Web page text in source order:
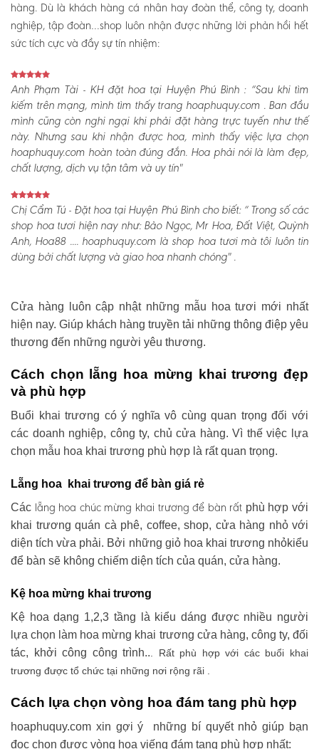
hàng. Dù là khách hàng cá nhân hay đoàn thể, công ty, doanh
nghiệp, tập đoàn…shop luôn nhận được những lời phản hồi hết
sức tích cực và đầy sự tín nhiệm:
Anh Phạm Tài - KH đặt hoa tại Huyện Phú Bình :“Sau khi tìm
kiếm trên mạng, mình tìm thấy trang hoaphuquy.com . Ban đầu
mình cũng còn nghi ngại khi phải đặt hàng trực tuyến như thế
này. Nhưng sau khi nhận được hoa, mình thấy việc lựa chọn
hoaphuquy.com hoàn toàn đúng đắn. Hoa phải nói là làm đẹp,
chất lượng, dịch vụ tận tâm và uy tín"
Chị Cẩm Tú - Đặt hoa tại Huyện Phú Bình cho biết:“ Trong số các
shop hoa tươi hiện nay như: Bảo Ngọc, Mr Hoa, Đất Việt, Quỳnh
Anh, Hoa88 .... hoaphuquy.com là shop hoa tươi mà tôi luôn tin
dùng bởi chất lượng và giao hoa nhanh chóng" .
Cửa hàng luôn cập nhật những mẫu hoa tươi mới nhất
hiện nay. Giúp khách hàng truyền tải những thông điệp yêu
thương đến những người yêu thương.
Cách chọn lẵng hoa mừng khai trương đẹp
và phù hợp
Buổi khai trương có ý nghĩa vô cùng quan trọng đối với
các doanh nghiệp, công ty, chủ cửa hàng. Vì thế việc lựa
chọn mẫu hoa khai trương phù hợp là rất quan trọng.
Lẵng hoa khai trương để bàn giá rẻ
Các lẵng hoa chúc mừng khai trương để bàn rất phù hợp với
khai trương quán cà phê, coffee, shop, cửa hàng nhỏ với
diện tích vừa phải. Bởi những giỏ hoa khai trương nhỏkiểu
để bàn sẽ không chiếm diện tích của quán, cửa hàng.
Kệ hoa mừng khai trương
Kệ hoa dạng 1,2,3 tầng là kiểu dáng được nhiều người
lựa chọn làm hoa mừng khai trương cửa hàng, công ty, đối
tác, khởi công công trình.. . Rất phù hợp với các buổi khai
trương được tổ chức tại những nơi rộng rãi .
Cách lựa chọn vòng hoa đám tang phù hợp
hoaphuquy.com xin gợi ý những bí quyết nhỏ giúp bạn
đọc chọn được vòng hoa viếng đám tang phù hợp nhất: